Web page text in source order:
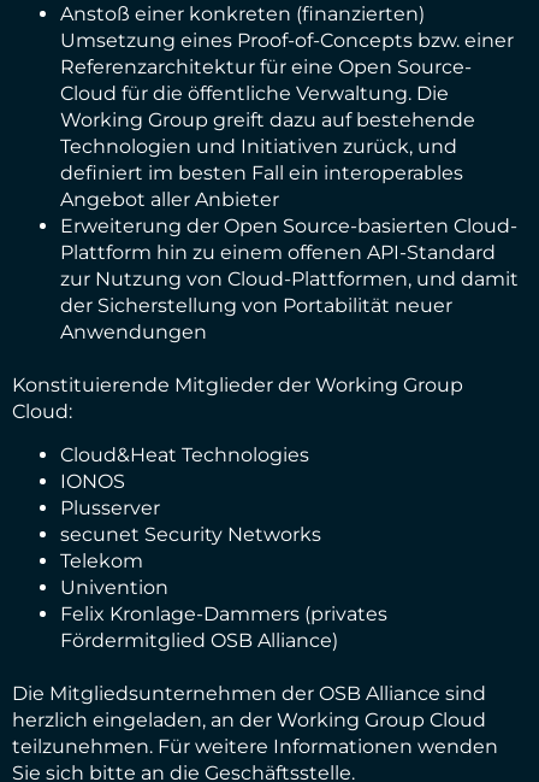
Anstoß einer konkreten (finanzierten)
Umsetzung eines Proof-of-Concepts bzw. einer
Referenzarchitektur für eine Open Source-
Cloud für die öffentliche Verwaltung. Die
Working Group greift dazu auf bestehende
Technologien und Initiativen zurück, und
definiert im besten Fall ein interoperables
Angebot aller Anbieter
Erweiterung der Open Source-basierten Cloud-
Plattform hin zu einem offenen API-Standard
zur Nutzung von Cloud-Plattformen, und damit
der Sicherstellung von Portabilität neuer
Anwendungen
Konstituierende Mitglieder der Working Group
Cloud:
Cloud&Heat Technologies
IONOS
Plusserver
secunet Security Networks
Telekom
Univention
Felix Kronlage-Dammers (privates
Fördermitglied OSB Alliance)
Die Mitgliedsunternehmen der OSB Alliance sind
herzlich eingeladen, an der Working Group Cloud
teilzunehmen. Für weitere Informationen wenden
Sie sich bitte an die Geschäftsstelle.